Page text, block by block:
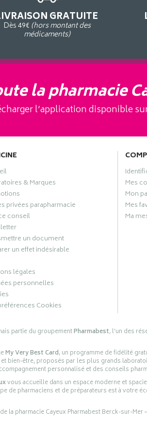
GRATUITE
Dès 49€ (hors montant des
médicaments)
la pharmacie
l’application disponible
& Marques
privées parapharmacie
conseil
un document
un effet indésirable
légales
personnelles
Cookies
Mes
Mon
Mes
Ma
partie du groupementPharmabest, l’un des
My Very Best Card, un programme de fidélité
bien-être, proposés par les plus grands
personnalisé et des conseils
vous accueille dans un espace moderne et
de pharmaciens et de préparateurs est à votre
la pharmacie Cayeux Pharmabest Berck-sur-Mer